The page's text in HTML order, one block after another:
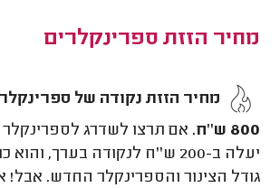
מחיר הזזת ספרינקלרים
800 ש''ח.
אם תרצו לשדרג
יעלה ב-200 ש''ח לנקודה בערך,
גודל הצינור והספרינקלר החדש. אבל!